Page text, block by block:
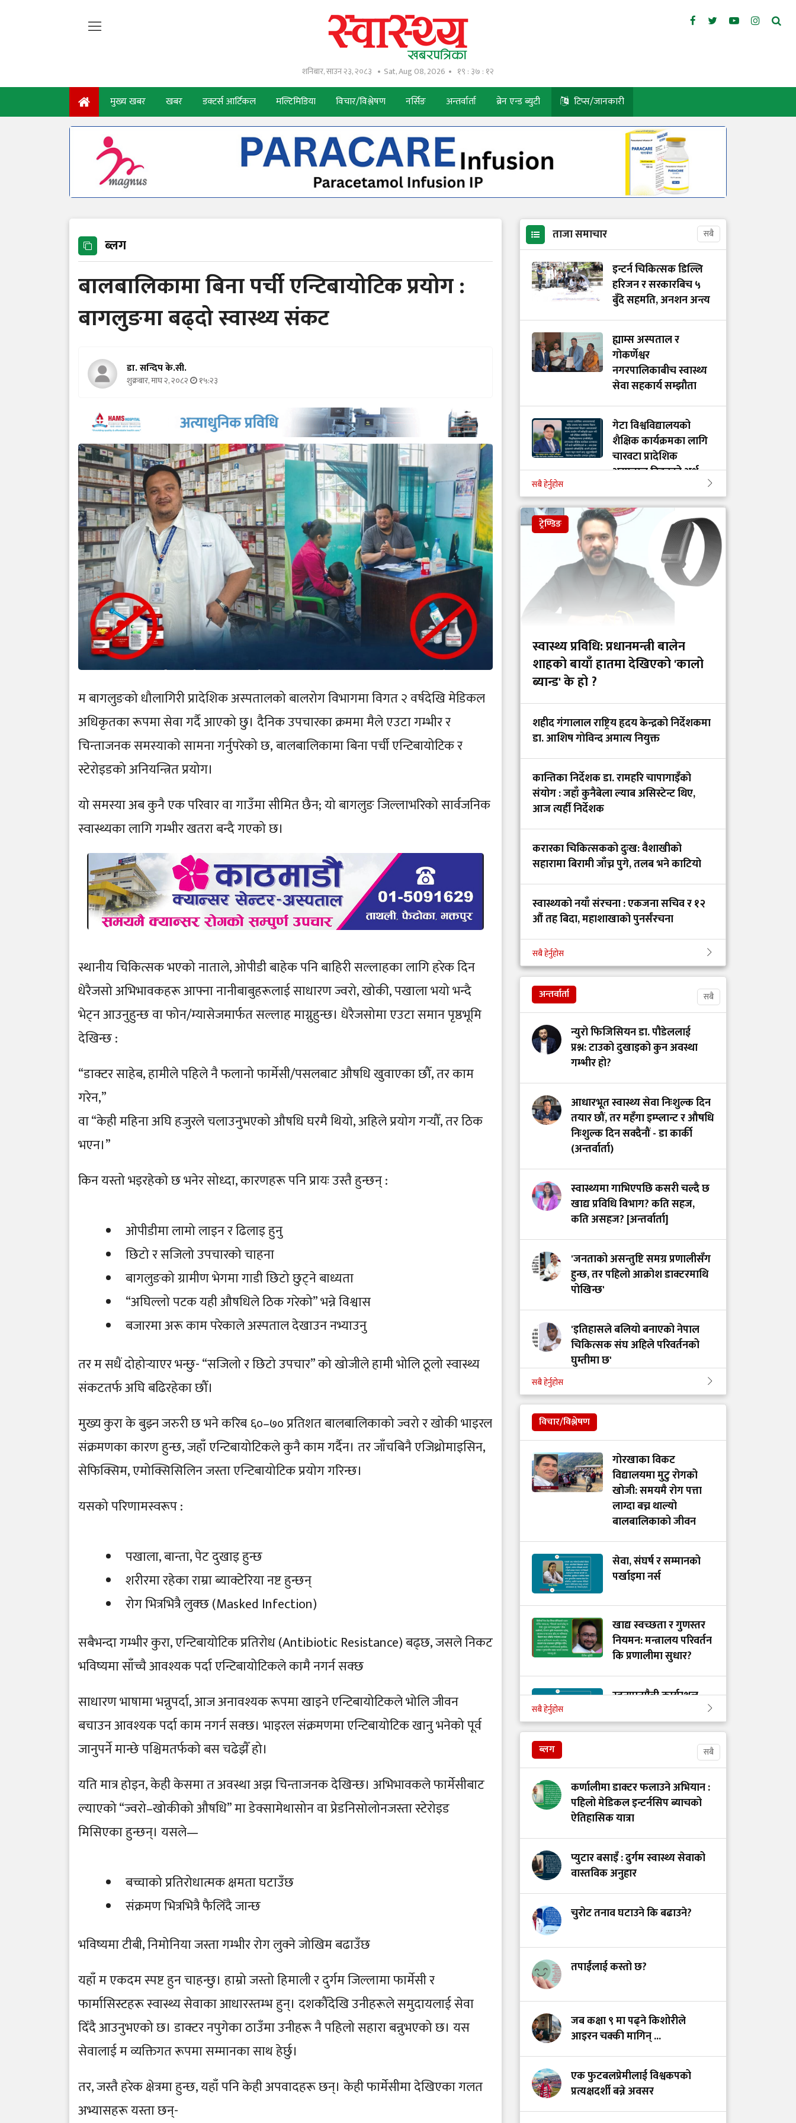
शनिबार, साउन २३, २०८३ Sat, Aug 08, 2026 १९ : ३७ : १३
मुख्य खबर खबर डक्टर्स आर्टिकल मल्टिमिडिया विचार/विश्लेषण नर्सिङ अन्तर्वार्ता ब्रेन एन्ड ब्युटी टिप्स/जानकारी
ब्लग
बालबालिकामा बिना पर्ची एन्टिबायोटिक प्रयोग :
बागलुङमा बढ्दो स्वास्थ्य संकट
डा. सन्दिप के.सी.
शुक्रबार, माघ २, २०८२ १५:२३
म बागलुङको धौलागिरी प्रादेशिक अस्पतालको बालरोग विभागमा विगत २ वर्षदेखि मेडिकल
अधिकृतका रूपमा सेवा गर्दै आएको छु। दैनिक उपचारका क्रममा मैले एउटा गम्भीर र
चिन्ताजनक समस्याको सामना गर्नुपरेको छ, बालबालिकामा बिना पर्ची एन्टिबायोटिक र
स्टेरोइडको अनियन्त्रित प्रयोग।
यो समस्या अब कुनै एक परिवार वा गाउँमा सीमित छैन; यो बागलुङ जिल्लाभरिको सार्वजनिक
स्वास्थ्यका लागि गम्भीर खतरा बन्दै गएको छ।
स्थानीय चिकित्सक भएको नाताले, ओपीडी बाहेक पनि बाहिरी सल्लाहका लागि हरेक दिन
धेरैजसो अभिभावकहरू आफ्ना नानीबाबुहरूलाई साधारण ज्वरो, खोकी, पखाला भयो भन्दै
भेट्न आउनुहुन्छ वा फोन/म्यासेजमार्फत सल्लाह माग्नुहुन्छ। धेरैजसोमा एउटा समान पृष्ठभूमि
देखिन्छ :
“डाक्टर साहेब, हामीले पहिले नै फलानो फार्मेसी/पसलबाट औषधि खुवाएका छौँ, तर काम
गरेन,”
वा “केही महिना अघि हजुरले चलाउनुभएको औषधि घरमै थियो, अहिले प्रयोग गर्‍यौँ, तर ठिक
भएन।”
किन यस्तो भइरहेको छ भनेर सोध्दा, कारणहरू पनि प्रायः उस्तै हुन्छन् :
ओपीडीमा लामो लाइन र ढिलाइ हुनु
छिटो र सजिलो उपचारको चाहना
बागलुङको ग्रामीण भेगमा गाडी छिटो छुट्ने बाध्यता
“अघिल्लो पटक यही औषधिले ठिक गरेको” भन्ने विश्वास
बजारमा अरू काम परेकाले अस्पताल देखाउन नभ्याउनु
तर म सधैं दोहोर्‍याएर भन्छु- “सजिलो र छिटो उपचार” को खोजीले हामी भोलि ठूलो स्वास्थ्य
संकटतर्फ अघि बढिरहेका छौँ।
मुख्य कुरा के बुझ्न जरुरी छ भने करिब ६०–७० प्रतिशत बालबालिकाको ज्वरो र खोकी भाइरल
संक्रमणका कारण हुन्छ, जहाँ एन्टिबायोटिकले कुनै काम गर्दैन। तर जाँचबिनै एजिथ्रोमाइसिन,
सेफिक्सिम, एमोक्सिसिलिन जस्ता एन्टिबायोटिक प्रयोग गरिन्छ।
यसको परिणामस्वरूप :
पखाला, बान्ता, पेट दुखाइ हुन्छ
शरीरमा रहेका राम्रा ब्याक्टेरिया नष्ट हुन्छन्
रोग भित्रभित्रै लुक्छ (Masked Infection)
सबैभन्दा गम्भीर कुरा, एन्टिबायोटिक प्रतिरोध (Antibiotic Resistance) बढ्छ, जसले निकट
भविष्यमा साँच्चै आवश्यक पर्दा एन्टिबायोटिकले कामै नगर्न सक्छ
साधारण भाषामा भन्नुपर्दा, आज अनावश्यक रूपमा खाइने एन्टिबायोटिकले भोलि जीवन
बचाउन आवश्यक पर्दा काम नगर्न सक्छ। भाइरल संक्रमणमा एन्टिबायोटिक खानु भनेको पूर्व
जानुपर्ने मान्छे पश्चिमतर्फको बस चढेझैँ हो।
यति मात्र होइन, केही केसमा त अवस्था अझ चिन्ताजनक देखिन्छ। अभिभावकले फार्मेसीबाट
ल्याएको “ज्वरो–खोकीको औषधि” मा डेक्सामेथासोन वा प्रेडनिसोलोनजस्ता स्टेरोइड
मिसिएका हुन्छन्। यसले—
बच्चाको प्रतिरोधात्मक क्षमता घटाउँछ
संक्रमण भित्रभित्रै फैलिँदै जान्छ
भविष्यमा टीबी, निमोनिया जस्ता गम्भीर रोग लुक्ने जोखिम बढाउँछ
यहाँ म एकदम स्पष्ट हुन चाहन्छु। हाम्रो जस्तो हिमाली र दुर्गम जिल्लामा फार्मेसी र
फार्मासिस्टहरू स्वास्थ्य सेवाका आधारस्तम्भ हुन्। दशकौँदेखि उनीहरूले समुदायलाई सेवा
दिँदै आउनुभएको छ। डाक्टर नपुगेका ठाउँमा उनीहरू नै पहिलो सहारा बन्नुभएको छ। यस
सेवालाई म व्यक्तिगत रूपमा सम्मानका साथ हेर्छु।
तर, जस्तै हरेक क्षेत्रमा हुन्छ, यहाँ पनि केही अपवादहरू छन्। केही फार्मेसीमा देखिएका गलत
अभ्यासहरू यस्ता छन्-
ताजा समाचार सबै
इन्टर्न चिकित्सक डिल्लि
हरिजन र सरकारबिच ५
बुँदे सहमति, अनशन अन्त्य
ह्याम्स अस्पताल र
गोकर्णेश्वर
नगरपालिकाबीच स्वास्थ्य
सेवा सहकार्य सम्झौता
गेटा विश्वविद्यालयको
शैक्षिक कार्यक्रमका लागि
चारवटा प्रादेशिक
अस्पताल दिइनुको अर्थ
गाभीले नेपाललाई ३ करोड
९६ लाख डलर बराबरको
खोप र १ करोड ८० लाख
डलर अनुदान दिने
आईसीयूमा रहेका
आन्दोलनरत इन्टर्न
सम्बोधन गर्न सांसद खुस्बु
ओलीको आग्रह
गंगालालको नवनियुक्त
निर्देशक प्रा.डा. आशिष
गोविन्द अमात्य को हुन्?
सांसद प्रा.डा. चन्द्रमोहन
यादवको प्रश्न- ‘ढल्केबरको
ट्रमा सेन्टर कहाँ हरायो?’
डाक्टर र सांसदका
चालकको तलब 'उस्तै' भन्दै
युट्युबर टंक दाहालद्वारा
भ्रामक दाबी
गोरखाका विकट
विद्यालयमा मुटु रोगको
लाग्दा बच्न थाल्यो
सेवा, संघर्ष र सम्मानको
पर्खाइमा नर्स
सबै हेर्नुहोस
ट्रेण्डिङ
स्वास्थ्य प्रविधि: प्रधानमन्त्री बालेन
शाहको बायाँ हातमा देखिएको 'कालो
ब्यान्ड' के हो ?
शहीद गंगालाल राष्ट्रिय हृदय केन्द्रको निर्देशकमा
डा. आशिष गोविन्द अमात्य नियुक्त
कान्तिका निर्देशक डा. रामहरि चापागाइँको
संयोग : जहाँ कुनैबेला ल्याब असिस्टेन्ट थिए,
आज त्यहीँ निर्देशक
करारका चिकित्सकको दुःख: वैशाखीको
सहारामा बिरामी जाँच्न पुगे, तलब भने काटियो
स्वास्थ्यको नयाँ संरचना : एकजना सचिव र १२
औं तह बिदा, महाशाखाको पुनर्संरचना
भक्तपुर अस्पतालको आईसीयुमा तोडफोडदेखि
कर्मचारीमाथि आक्रमण किन भयो?
सबै हेर्नुहोस
अन्तर्वार्ता सबै
न्युरो फिजिसियन डा. पौडेललाई
प्रश्न: टाउको दुखाइको कुन अवस्था
गम्भीर हो?
आधारभूत स्वास्थ्य सेवा निःशुल्क दिन
तयार छौं, तर महँगा इम्प्लान्ट र औषधि
निःशुल्क दिन सक्दैनौं - डा कार्की
(अन्तर्वार्ता)
स्वास्थ्यमा गाभिएपछि कसरी चल्दै छ
खाद्य प्रविधि विभाग? कति सहज,
कति असहज? [अन्तर्वार्ता]
'जनताको असन्तुष्टि समग्र प्रणालीसँग
हुन्छ, तर पहिलो आक्रोश डाक्टरमाथि
पोखिन्छ'
'इतिहासले बलियो बनाएको नेपाल
चिकित्सक संघ अहिले परिवर्तनको
घुम्तीमा छ'
‘टिम मंगल' चुनावी समूह मात्र थिएन,
मेडिकल मुभमेन्ट हो : डा. मंगल रावल
'हरेक टाउको दुखाइ ब्रेन ट्युमर होइन,
यी लक्षणहरू देखिए हुनसक्छ जोखिम'
डा. अमात्यलाई प्रश्न– धेरै हेडफोन वा
इयरफोनको प्रयोगले कानमा असर
गर्छ ?
सबै हेर्नुहोस
विचार/विश्लेषण
गोरखाका विकट
विद्यालयमा मुटु रोगको
खोजी: समयमै रोग पत्ता
लाग्दा बच्न थाल्यो
बालबालिकाको जीवन
सेवा, संघर्ष र सम्मानको
पर्खाइमा नर्स
खाद्य स्वच्छता र गुणस्तर
नियमन: मन्त्रालय परिवर्तन
कि प्रणालीमा सुधार?
स्तनपानमैत्री कार्यस्थल
देशको, सम्मान कहिले?
हामी भवन बनाउँदैछौँ कि
स्वास्थ्य प्रणाली?
सुरक्षित अस्पताल:
कडा परिमार्जनको
अपरिहार्यता
डाँडापारिको स्वास्थ्य:
भूगोल, समुदाय र
जनस्वास्थ्यबीचको सम्बन्ध
सबै हेर्नुहोस
ब्लग सबै
कर्णालीमा डाक्टर फलाउने अभियान :
पहिलो मेडिकल इन्टर्नसिप ब्याचको
ऐतिहासिक यात्रा
प्युटार बसाइँ : दुर्गम स्वास्थ्य सेवाको
वास्तविक अनुहार
चुरोट तनाव घटाउने कि बढाउने?
तपाईंलाई कस्तो छ?
जब कक्षा ९ मा पढ्ने किशोरीले
आइरन चक्की मागिन् ...
एक फुटबलप्रेमीलाई विश्वकपको
प्रत्यक्षदर्शी बन्ने अवसर